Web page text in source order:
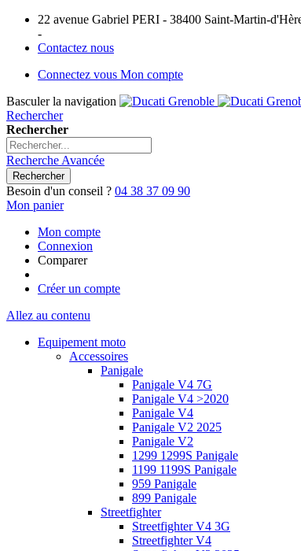
22 avenue Gabriel PERI - 38400 Saint-Martin-
-
Contactez nous
Connectez vous Mon compte
Basculer la navigation
Rechercher
Rechercher
Recherche Avancée
Rechercher
Besoin d'un conseil ? 04 38 37 09 90
Mon panier
Mon compte
Connexion
Comparer
Créer un compte
Allez au contenu
Equipement moto
Accessoires
Panigale
Panigale V4 7G
Panigale V4 >2020
Panigale V4
Panigale V2 2025
Panigale V2
1299 1299S Panigale
1199 1199S Panigale
959 Panigale
899 Panigale
Streetfighter
Streetfighter V4 3G
Streetfighter V4